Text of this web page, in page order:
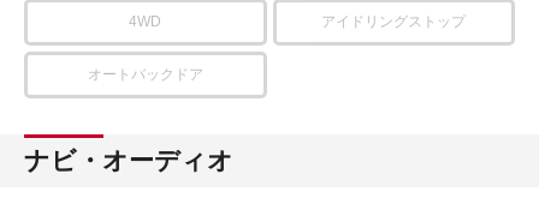
4WD アイドリングストップ
オートバックドア
ナビ・オーディオ